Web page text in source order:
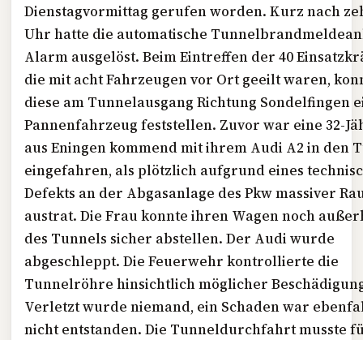
Dienstagvormittag gerufen worden. Kurz nach
Uhr hatte die automatische
Alarm ausgelöst. Beim Eintreffen der 40
die mit acht Fahrzeugen vor Ort geeilt waren,
diese am Tunnelausgang Richtung Sondelfingen
Pannenfahrzeug feststellen. Zuvor war eine 32-
aus Eningen kommend mit ihrem Audi A2 in den
eingefahren, als plötzlich aufgrund eines
Defekts an der Abgasanlage des Pkw massiver
austrat. Die Frau konnte ihren Wagen noch
des Tunnels sicher abstellen. Der Audi wurde
abgeschleppt. Die Feuerwehr kontrollierte die
Tunnelröhre hinsichtlich möglicher
Verletzt wurde niemand, ein Schaden war
nicht entstanden. Die Tunneldurchfahrt musste